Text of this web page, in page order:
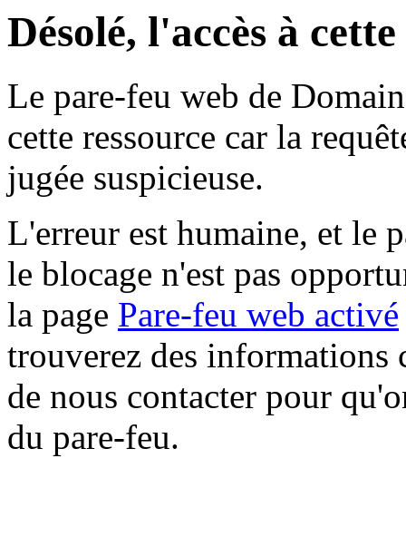
Désolé, l'accès à
Le pare-feu web de
cette ressource car la
jugée suspicieuse.
L'erreur est humaine, et le
le blocage n'est pas
la page Pare-feu web activé
trouverez des informations
de nous contacter pour
du pare-feu.